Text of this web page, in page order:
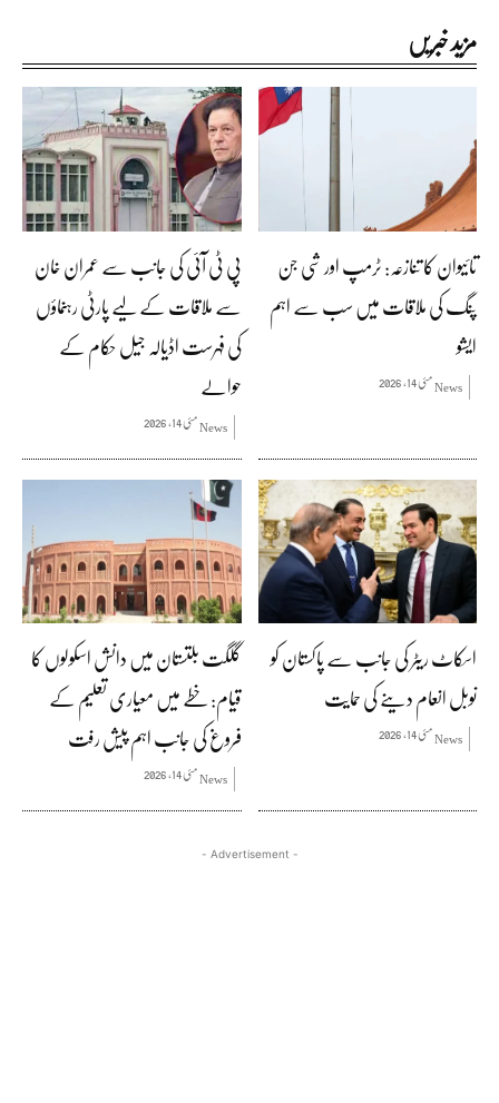
مزید خبریں
تائیوان کا تنازعہ: ٹرمپ اور شی جن
پنگ کی ملاقات میں سب سے اہم
ایشو
Newsمئی 14, 2026
پی ٹی آئی کی جانب سے عمران خان
سے ملاقات کے لیے پارٹی رہنماؤں
کی فہرست اڈیالہ جیل حکام کے
حوالے
Newsمئی 14, 2026
اسکاٹ ریٹر کی جانب سے پاکستان کو
نوبل انعام دینے کی حمایت
Newsمئی 14, 2026
گلگت بلتستان میں دانش اسکولوں کا
قیام: خطے میں معیاری تعلیم کے
فروغ کی جانب اہم پیش رفت
Newsمئی 14, 2026
- Advertisement -